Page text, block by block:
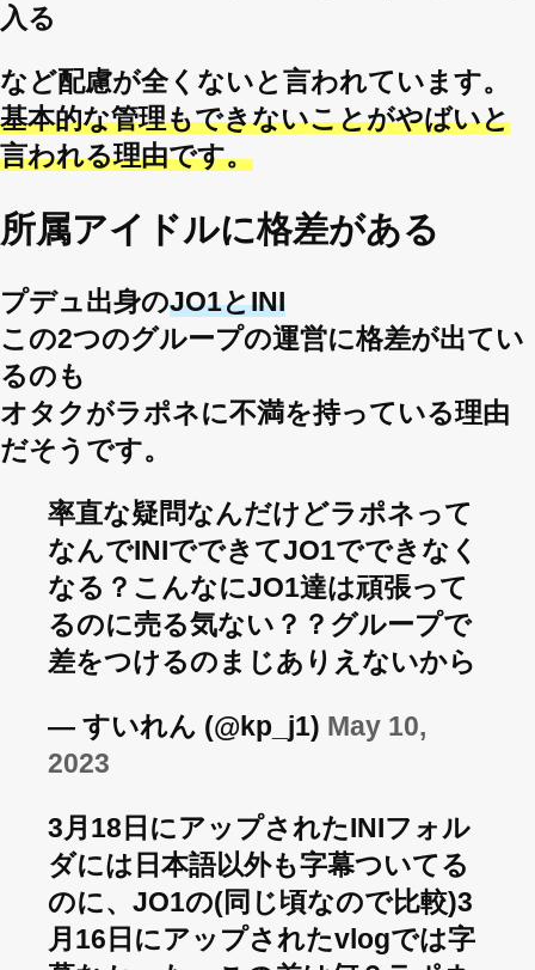
入る
など配慮が全くないと言われています。
基本的な管理もできないことがやばいと
言われる理由です。
所属アイドルに格差がある
プデュ出身のJO1とINI
この2つのグループの運営に格差が出てい
るのも
オタクがラポネに不満を持っている理由
だそうです。
率直な疑問なんだけどラポネって
なんでINIでできてJO1でできなく
なる？こんなにJO1達は頑張って
るのに売る気ない？？グループで
差をつけるのまじありえないから
— すいれん (@kp_j1) May 10,
2023
3月18日にアップされたINIフォル
ダには日本語以外も字幕ついてる
のに、JO1の(同じ頃なので比較)3
月16日にアップされたvlogでは字